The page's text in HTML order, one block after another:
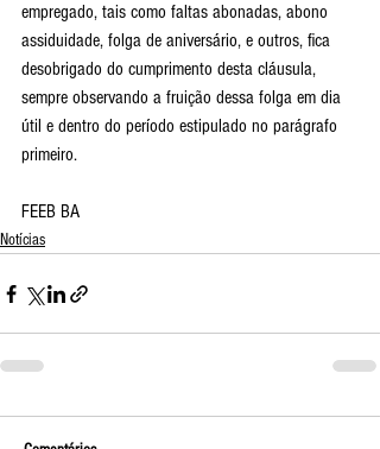
empregado, tais como faltas abonadas, abono
assiduidade, folga de aniversário, e outros, fica
desobrigado do cumprimento desta cláusula,
sempre observando a fruição dessa folga em dia
útil e dentro do período estipulado no parágrafo
primeiro.
FEEB BA
Notícias